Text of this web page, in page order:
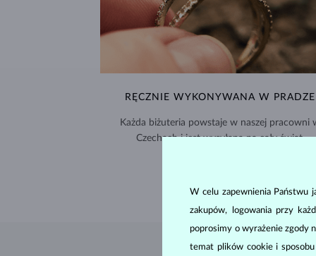
RĘCZNIE WYKONYWANA W PRADZE
Każda biżuteria powstaje w naszej pracowni
Czechach i jest wysyłana na cały świat.
W celu zapewnienia Państwu
zakupów, logowania przy
poprosimy o wyrażenie zgody
temat plików cookie i